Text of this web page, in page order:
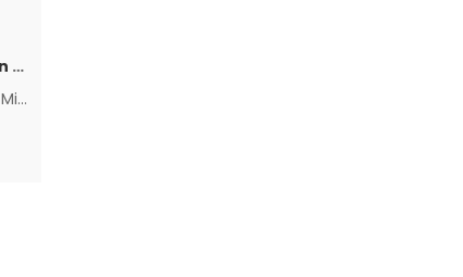
Polttoainepumppu sähköinen Lombardini Progress / DCI / FOCS
Microcar